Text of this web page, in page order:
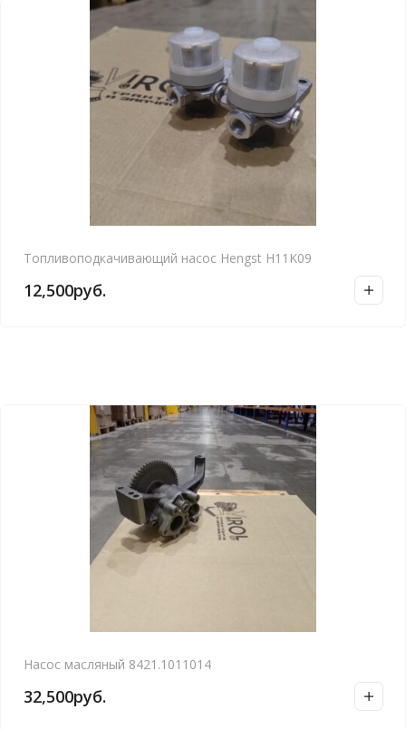
Топливоподкачивающий насос Hengst H11K09
12,500руб.
Насос масляный 8421.1011014
32,500руб.